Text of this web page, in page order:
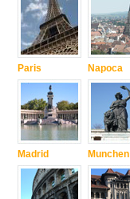
Paris
Madrid
Napoca
Munchen